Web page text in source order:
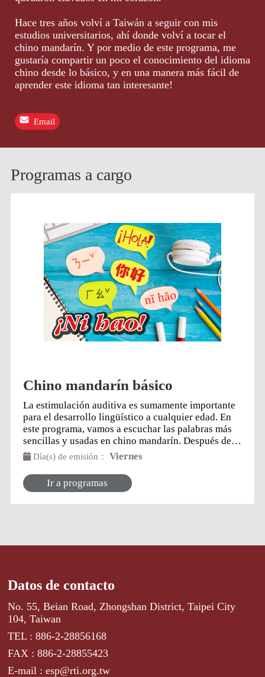
Hace tres años volví a Taiwán a seguir con mis
estudios universitarios, ahí donde volví a tocar el
chino mandarín. Y por medio de este programa, me
gustaría compartir un poco el conocimiento del idioma
chino desde lo básico, y en una manera más fácil de
aprender este idioma tan interesante!
Email
Programas a cargo
Chino mandarín básico
La estimulación auditiva es sumamente importante
para el desarrollo lingüístico a cualquier edad. En
este programa, vamos a escuchar las palabras más
sencillas y usadas en chino mandarín. Después de
las explicaciones de cada palabra, vamos a
repasarlas con diferentes oraciones, ejemplos,
conversaciones cortas, incluso canciones las cuales
ayudarán a memorizarlas con muchísima facilidad.
Día(s) de emisión： Viernes
Ir a programas
Datos de contacto
No. 55, Beian Road, Zhongshan District, Taipei City
104, Taiwan
TEL : 886-2-28856168
FAX : 886-2-28855423
E-mail : esp@rti.org.tw